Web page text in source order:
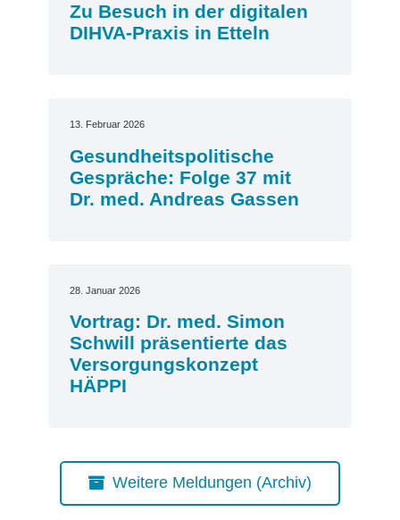
Zu Besuch in der digitalen
DIHVA-Praxis in Etteln
13. Februar 2026
Gesundheitspolitische
Gespräche: Folge 37 mit
Dr. med. Andreas Gassen
28. Januar 2026
Vortrag: Dr. med. Simon
Schwill präsentierte das
Versorgungskonzept
HÄPPI
Weitere Meldungen (Archiv)